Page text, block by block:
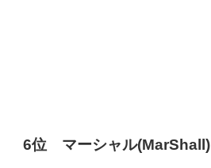
6位 マーシャル(MarShall)